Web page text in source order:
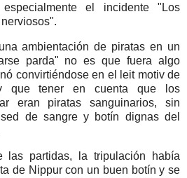
el incidente "Los
ambientación de piratas en un
parda" no es que fuera algo
convirtiéndose en el leit motiv de
que tener en cuenta que los
eran piratas sanguinarios, sin
de sangre y botín dignas del
partidas, la tripulación había
de Nippur con un buen botín y se